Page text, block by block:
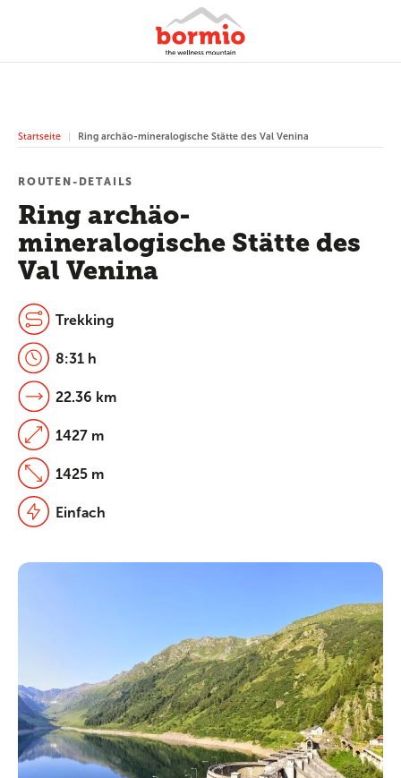
Startseite Ring archäo-mineralogische Stätte des Val Venina
Ring archäo-
mineralogische Stätte des
Val Venina
ROUTEN-DETAILS
Trekking
8:31 h
22.36 km
1427 m
1425 m
Einfach